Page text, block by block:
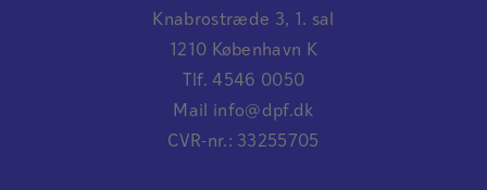
Knabrostræde 3, 1. sal
1210 København K
Tlf. 4546 0050
Mail info@dpf.dk
CVR-nr.: 33255705